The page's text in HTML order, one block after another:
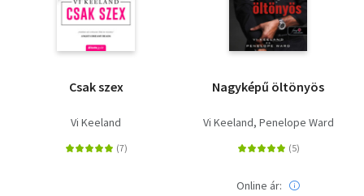
Csak szex
Vi Keeland
Nagyképű öltönyös
Vi Keeland Penelope Ward
Online ár: